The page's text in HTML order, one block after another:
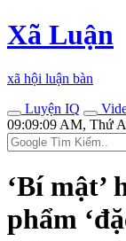
Xã Luận
xã hội luận bàn
Luyện IQ
09:09:09 AM, Thứ
‘Bí mật’
phẩm